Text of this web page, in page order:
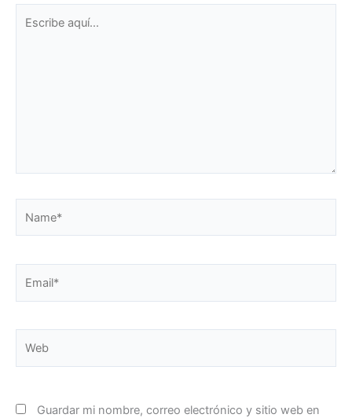
aquí...
Guardar mi nombre, correo electrónico y sitio web en